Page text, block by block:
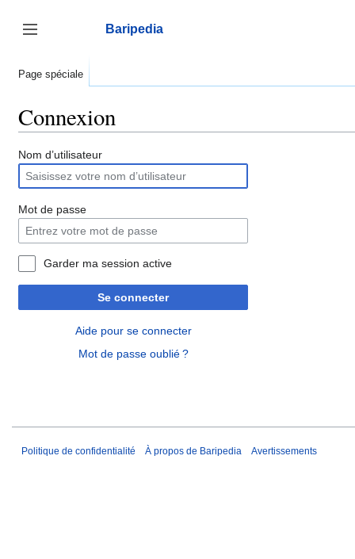
contenu
Afficher / masquer la barre latérale
Baripedia
Page spéciale
Connexion
Nom d’utilisateur
Mot de passe
Garder ma session active
Se connecter
Aide pour se connecter
Mot de passe oublié ?
Politique de confidentialité À propos de Baripedia Avertissements